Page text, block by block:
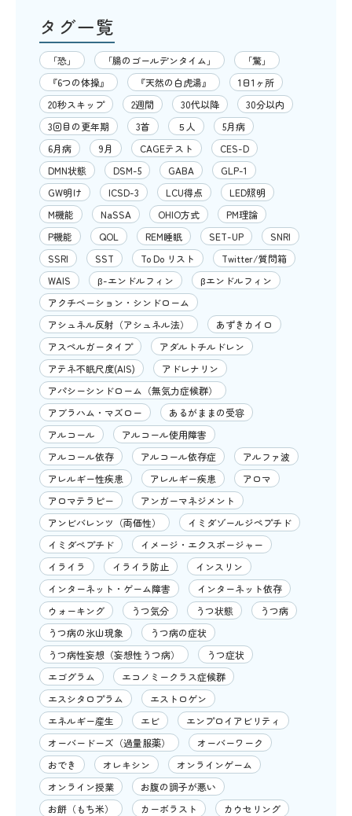
タグ一覧
「恐」 「腸のゴールデンタイム」
「驚」
『6つの体操』
『天然の白虎湯』
1日1ヶ所
20秒スキップ
2週間 30代以降
30分以内
3回目の更年期
3首 ５人
5月病
6月病
9月 CAGEテスト
CES-D
DMN状態
DSM-5 GABA
GLP-1
GW明け
ICSD-3 LCU得点
LED照明
M機能
NaSSA OHIO方式
PM理論
P機能
QOL REM睡眠 SET-UP
SNRI
SSRI
SST To Do リスト
Twitter/質問箱
WAIS
β-エンドルフィン
βエンドルフィン
アクチベーション・シンドローム
アシュネル反射（アシュネル法）
あずきカイロ
アスペルガータイプ
アダルトチルドレン
アテネ不眠尺度(AIS)
アドレナリン
アパシーシンドローム（無気力症候群）
アブラハム・マズロー
あるがままの受容
アルコール
アルコール使用障害
アルコール依存
アルコール依存症
アルファ波
アレルギー性疾患
アレルギー疾患
アロマ
アロマテラピー
アンガーマネジメント
アンビバレンツ（両価性）
イミダゾールジペプチド
イミダペプチド
イメージ・エクスポージャー
イライラ
イライラ防止
インスリン
インターネット・ゲーム障害
インターネット依存
ウォーキング
うつ気分 うつ状態
うつ病
うつ病の氷山現象
うつ病の症状
うつ病性妄想（妄想性うつ病）
うつ症状
エゴグラム
エコノミークラス症候群
エスシタロプラム
エストロゲン
エネルギー産生
エビ
エンプロイアビリティ
オーバードーズ（過量服薬）
オーバーワーク
おでき
オレキシン
オンラインゲーム
オンライン授業
お腹の調子が悪い
お餅（もち米）
カーボラスト
カウセリング